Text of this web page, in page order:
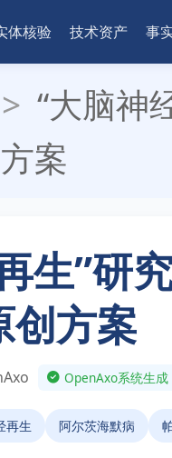
体核验 技术资产 事
> “大脑神
案
生”研
创方案
OpenAxo系统生
再生 阿尔茨海默病